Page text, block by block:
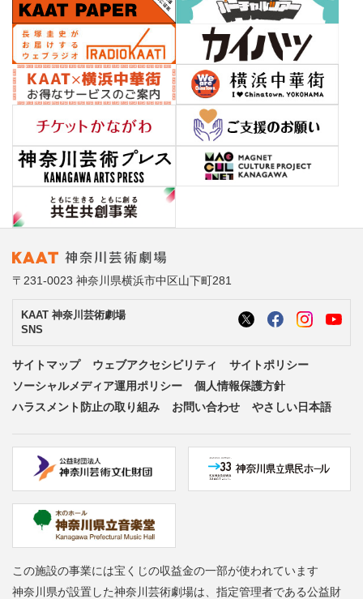
〒231-0023 神奈川県横浜市中区山下町281
KAAT 神奈川芸術劇場
SNS
サイトマップ ウェブアクセシビリティ
サイトポリシー
ソーシャルメディア運用ポリシー
個人情報保護方針
ハラスメント防止の取り組み
お問い合わせ やさしい日本語
この施設の事業には宝くじの収益金の一部が使われています
神奈川県が設置した神奈川芸術劇場は、指定管理者である公益財